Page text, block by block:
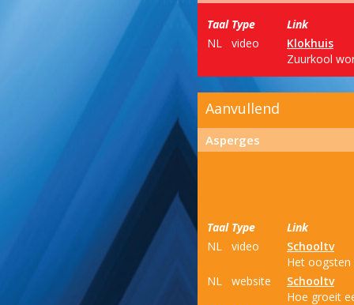
Taal Type
Link
NL
video
Klokhuis
Zuurkool
Aanvullend
Asperges
Taal Type
Link
NL
video
Schooltv
Het oogsten
NL
website
Schooltv
Hoe groeit